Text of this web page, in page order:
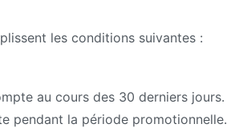
les conditions suivantes :
au cours des 30 derniers jours.
pendant la période promotionnelle.